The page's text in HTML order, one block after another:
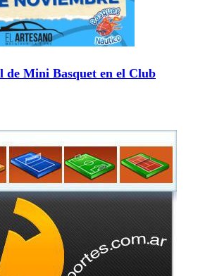
de Mini Basquet en el Club